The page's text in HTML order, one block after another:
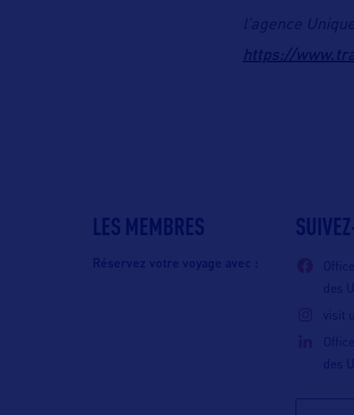
l’agence
https://
LES MEMBRES
Réservez votre voyage avec :
des
visit
des